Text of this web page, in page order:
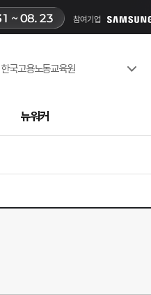
한국고용노동교육원
한국수력원자력(주)
한국부동산원
뉴워커